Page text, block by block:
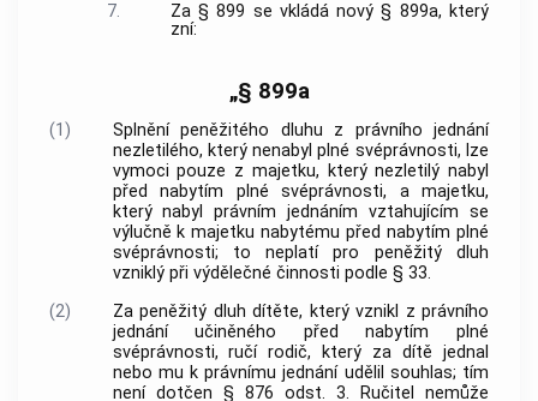
7.
Za § 899 se vkládá nový § 899a, který
zní:
„§ 899a
(1)
Splnění peněžitého dluhu z právního jednání
nezletilého, který nenabyl plné svéprávnosti, lze
vymoci pouze z majetku, který nezletilý nabyl
před nabytím plné svéprávnosti, a majetku,
který nabyl právním jednáním vztahujícím se
výlučně k majetku nabytému před nabytím plné
svéprávnosti; to neplatí pro peněžitý dluh
vzniklý při výdělečné činnosti podle § 33.
(2)
Za peněžitý dluh dítěte, který vznikl z právního
jednání učiněného před nabytím plné
svéprávnosti, ručí rodič, který za dítě jednal
nebo mu k právnímu jednání udělil souhlas; tím
není dotčen § 876 odst. 3. Ručitel nemůže